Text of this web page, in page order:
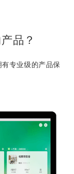
品？
专业级的产品保